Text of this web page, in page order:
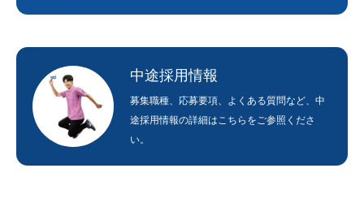
中途採用情報
募集職種、応募要項、よくある質問など、中
途採用情報の詳細はこちらをご参照くださ
い。